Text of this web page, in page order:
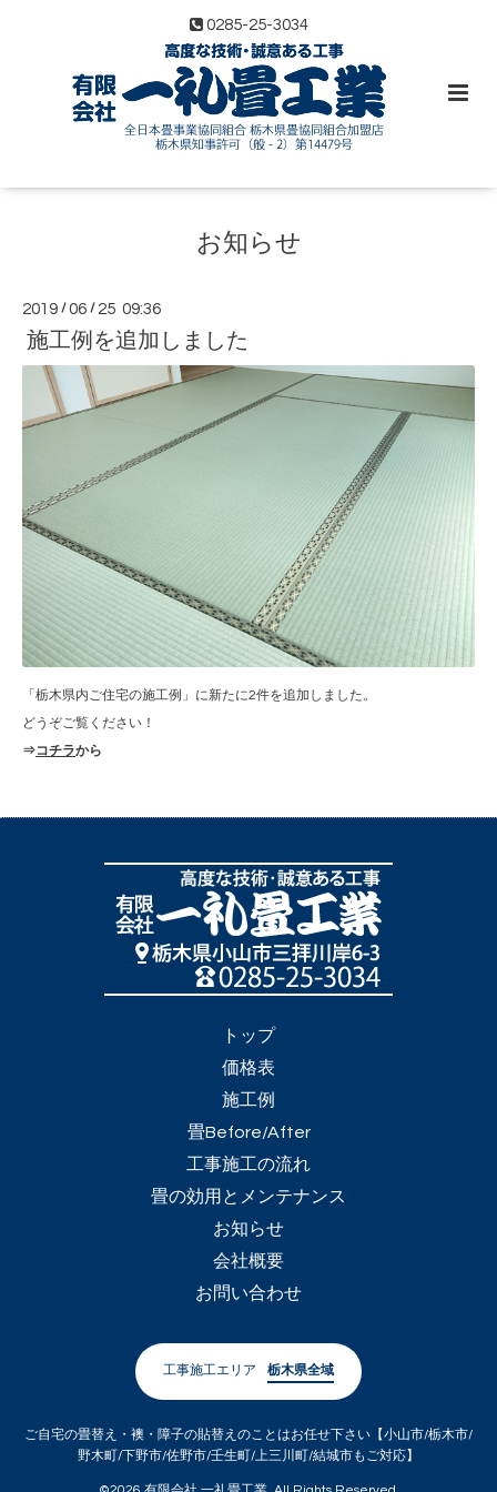
0285-25-3034
お知らせ
2019 /06 / 25 09:36
施工例を追加しました
「栃木県内ご住宅の施工例」に新たに2件を追加しました。
どうぞご覧ください！
⇒コチラから
トップ
価格表
施工例
畳Before/After
工事施工の流れ
畳の効用とメンテナンス
お知らせ
会社概要
お問い合わせ
工事施工エリア 栃木県全域
ご自宅の畳替え・襖・障子の貼替えのことはお任せ下さい【小山市/栃木市/
野木町/下野市/佐野市/壬生町/上三川町/結城市もご対応】